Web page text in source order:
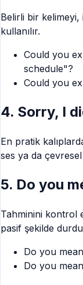
Belirli bir kelimeyi,
kullanılır.
Could you
schedule"?
Could you
4. Sorry, I
En pratik
ses ya da
5. Do you
Tahminini kontrol
pasif şekilde
Do you
Do you